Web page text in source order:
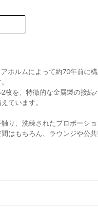
ホルムによって約70年前に
枚を、特徴的な金属製の接
ています。
り、洗練されたプロポーシ
はもちろん、ラウンジや公